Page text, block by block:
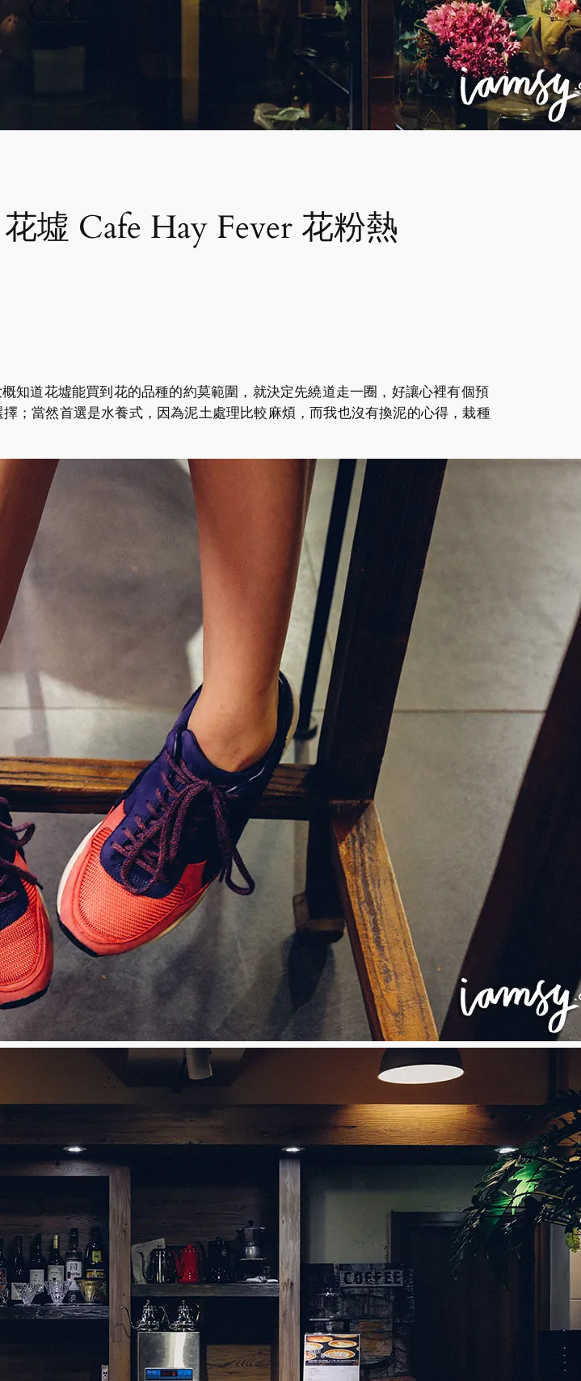
墟 Cafe Hay Fever 花粉熱
知道花墟能買到花的品種的約莫範圍，就決定先繞道走一圈，好讓心裡有個預
；當然首選是水養式，因為泥土處理比較麻煩，而我也沒有換泥的心得，栽種